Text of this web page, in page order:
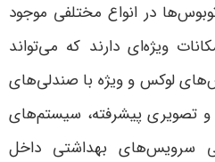
در انواع مختلفی موجود
ویژه‌ای دارند که می‌تواند
لوکس و ویژه با صندلی‌های
تصویری پیشرفته، سیستم‌های
سرویس‌های بهداشتی داخل